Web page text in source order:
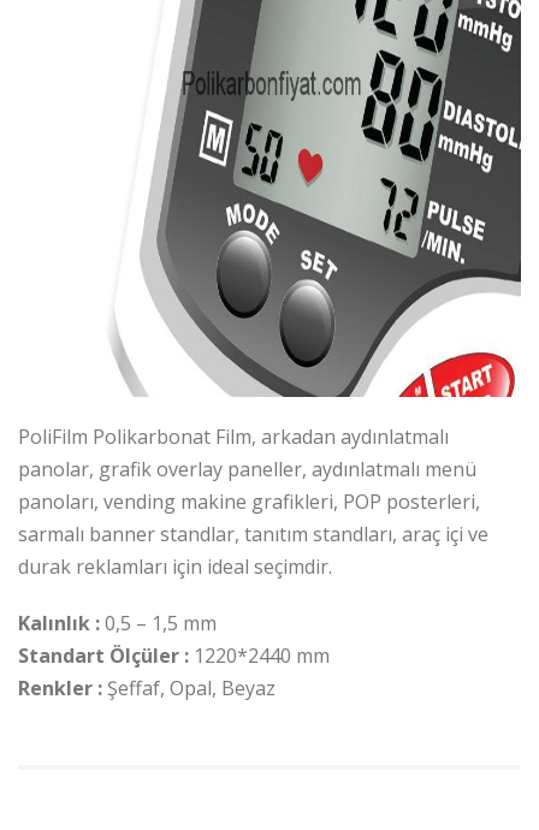
PoliFilm Polikarbonat Film, arkadan aydınlatmalı
panolar, grafik overlay paneller, aydınlatmalı menü
panoları, vending makine grafikleri, POP posterleri,
sarmalı banner standlar, tanıtım standları, araç içi ve
durak reklamları için ideal seçimdir.
Kalınlık :0,5 – 1,5 mm
Standart Ölçüler : 1220*2440 mm
Renkler : Şeffaf, Opal, Beyaz